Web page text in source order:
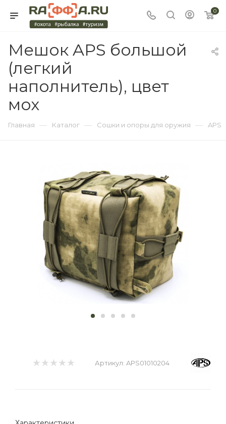
0
Мешок APS большой
(легкий
наполнитель), цвет
мох
Главная — Каталог — Сошки и опоры для оружия — APS
Артикул: APS01010204